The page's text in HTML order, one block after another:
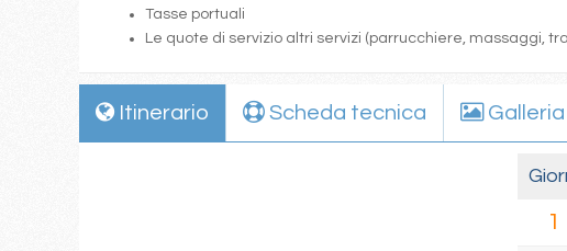
Tasse portuali
Le quote di servizio altri servizi (parrucchiere, massaggi,
Itinerario Scheda tecnica Galleria
1